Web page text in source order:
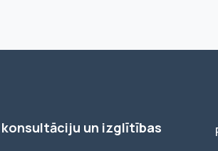
un izglītības